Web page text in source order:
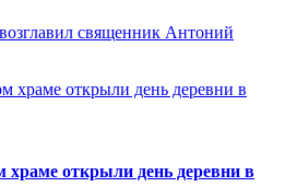
священник Антоний
храме открыли день деревни в